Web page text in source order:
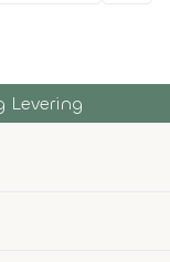
Levering